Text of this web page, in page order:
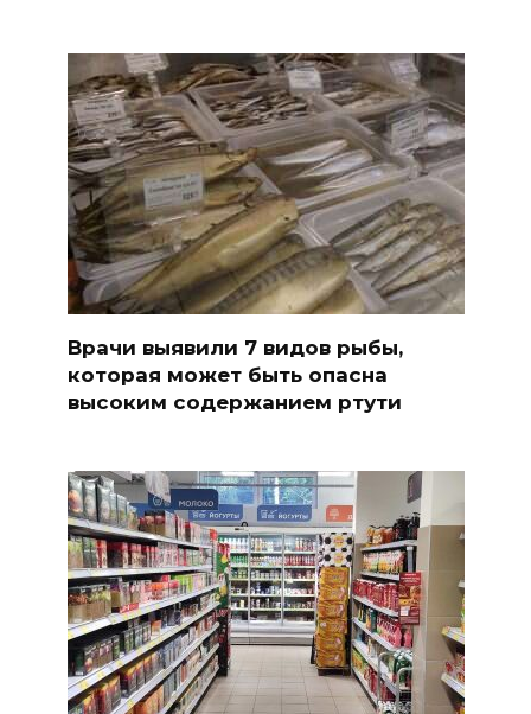
Врачи выявили 7 видов рыбы,
которая может быть опасна
высоким содержанием ртути